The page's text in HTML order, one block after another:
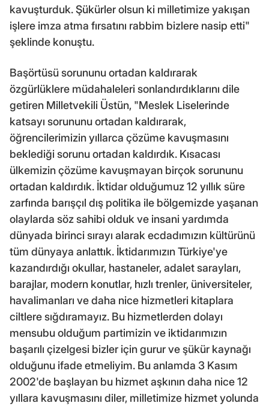
kavuşturduk. Şükürler olsun ki milletimize yakışan
işlere imza atma fırsatını rabbim bizlere nasip etti"
şeklinde konuştu.
Başörtüsü sorununu ortadan kaldırarak
özgürlüklere müdahaleleri sonlandırdıklarını dile
getiren Milletvekili Üstün, "Meslek Liselerinde
katsayı sorununu ortadan kaldırarak,
öğrencilerimizin yıllarca çözüme kavuşmasını
beklediği sorunu ortadan kaldırdık. Kısacası
ülkemizin çözüme kavuşmayan birçok sorununu
ortadan kaldırdık. İktidar olduğumuz 12 yıllık süre
zarfında barışçıl dış politika ile bölgemizde yaşanan
olaylarda söz sahibi olduk ve insani yardımda
dünyada birinci sırayı alarak ecdadımızın kültürünü
tüm dünyaya anlattık. İktidarımızın Türkiye'ye
kazandırdığı okullar, hastaneler, adalet sarayları,
barajlar, modern konutlar, hızlı trenler, üniversiteler,
havalimanları ve daha nice hizmetleri kitaplara
ciltlere sığdıramayız. Bu hizmetlerden dolayı
mensubu olduğum partimizin ve iktidarımızın
başarılı çizelgesi bizler için gurur ve şükür kaynağı
olduğunu ifade etmeliyim. Bu anlamda 3 Kasım
2002'de başlayan bu hizmet aşkının daha nice 12
yıllara kavuşmasını diler, milletimize hizmet yolunda